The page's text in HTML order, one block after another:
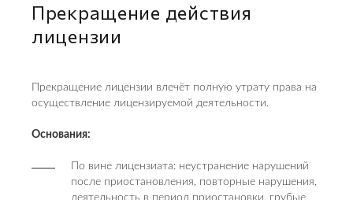
Прекращение действия
лицензии
Прекращение лицензии влечёт полную утрату права на
осуществление лицензируемой деятельности.
Основания:
По вине лицензиата: неустранение нарушений
после приостановления, повторные нарушения,
деятельность в период приостановки, грубые